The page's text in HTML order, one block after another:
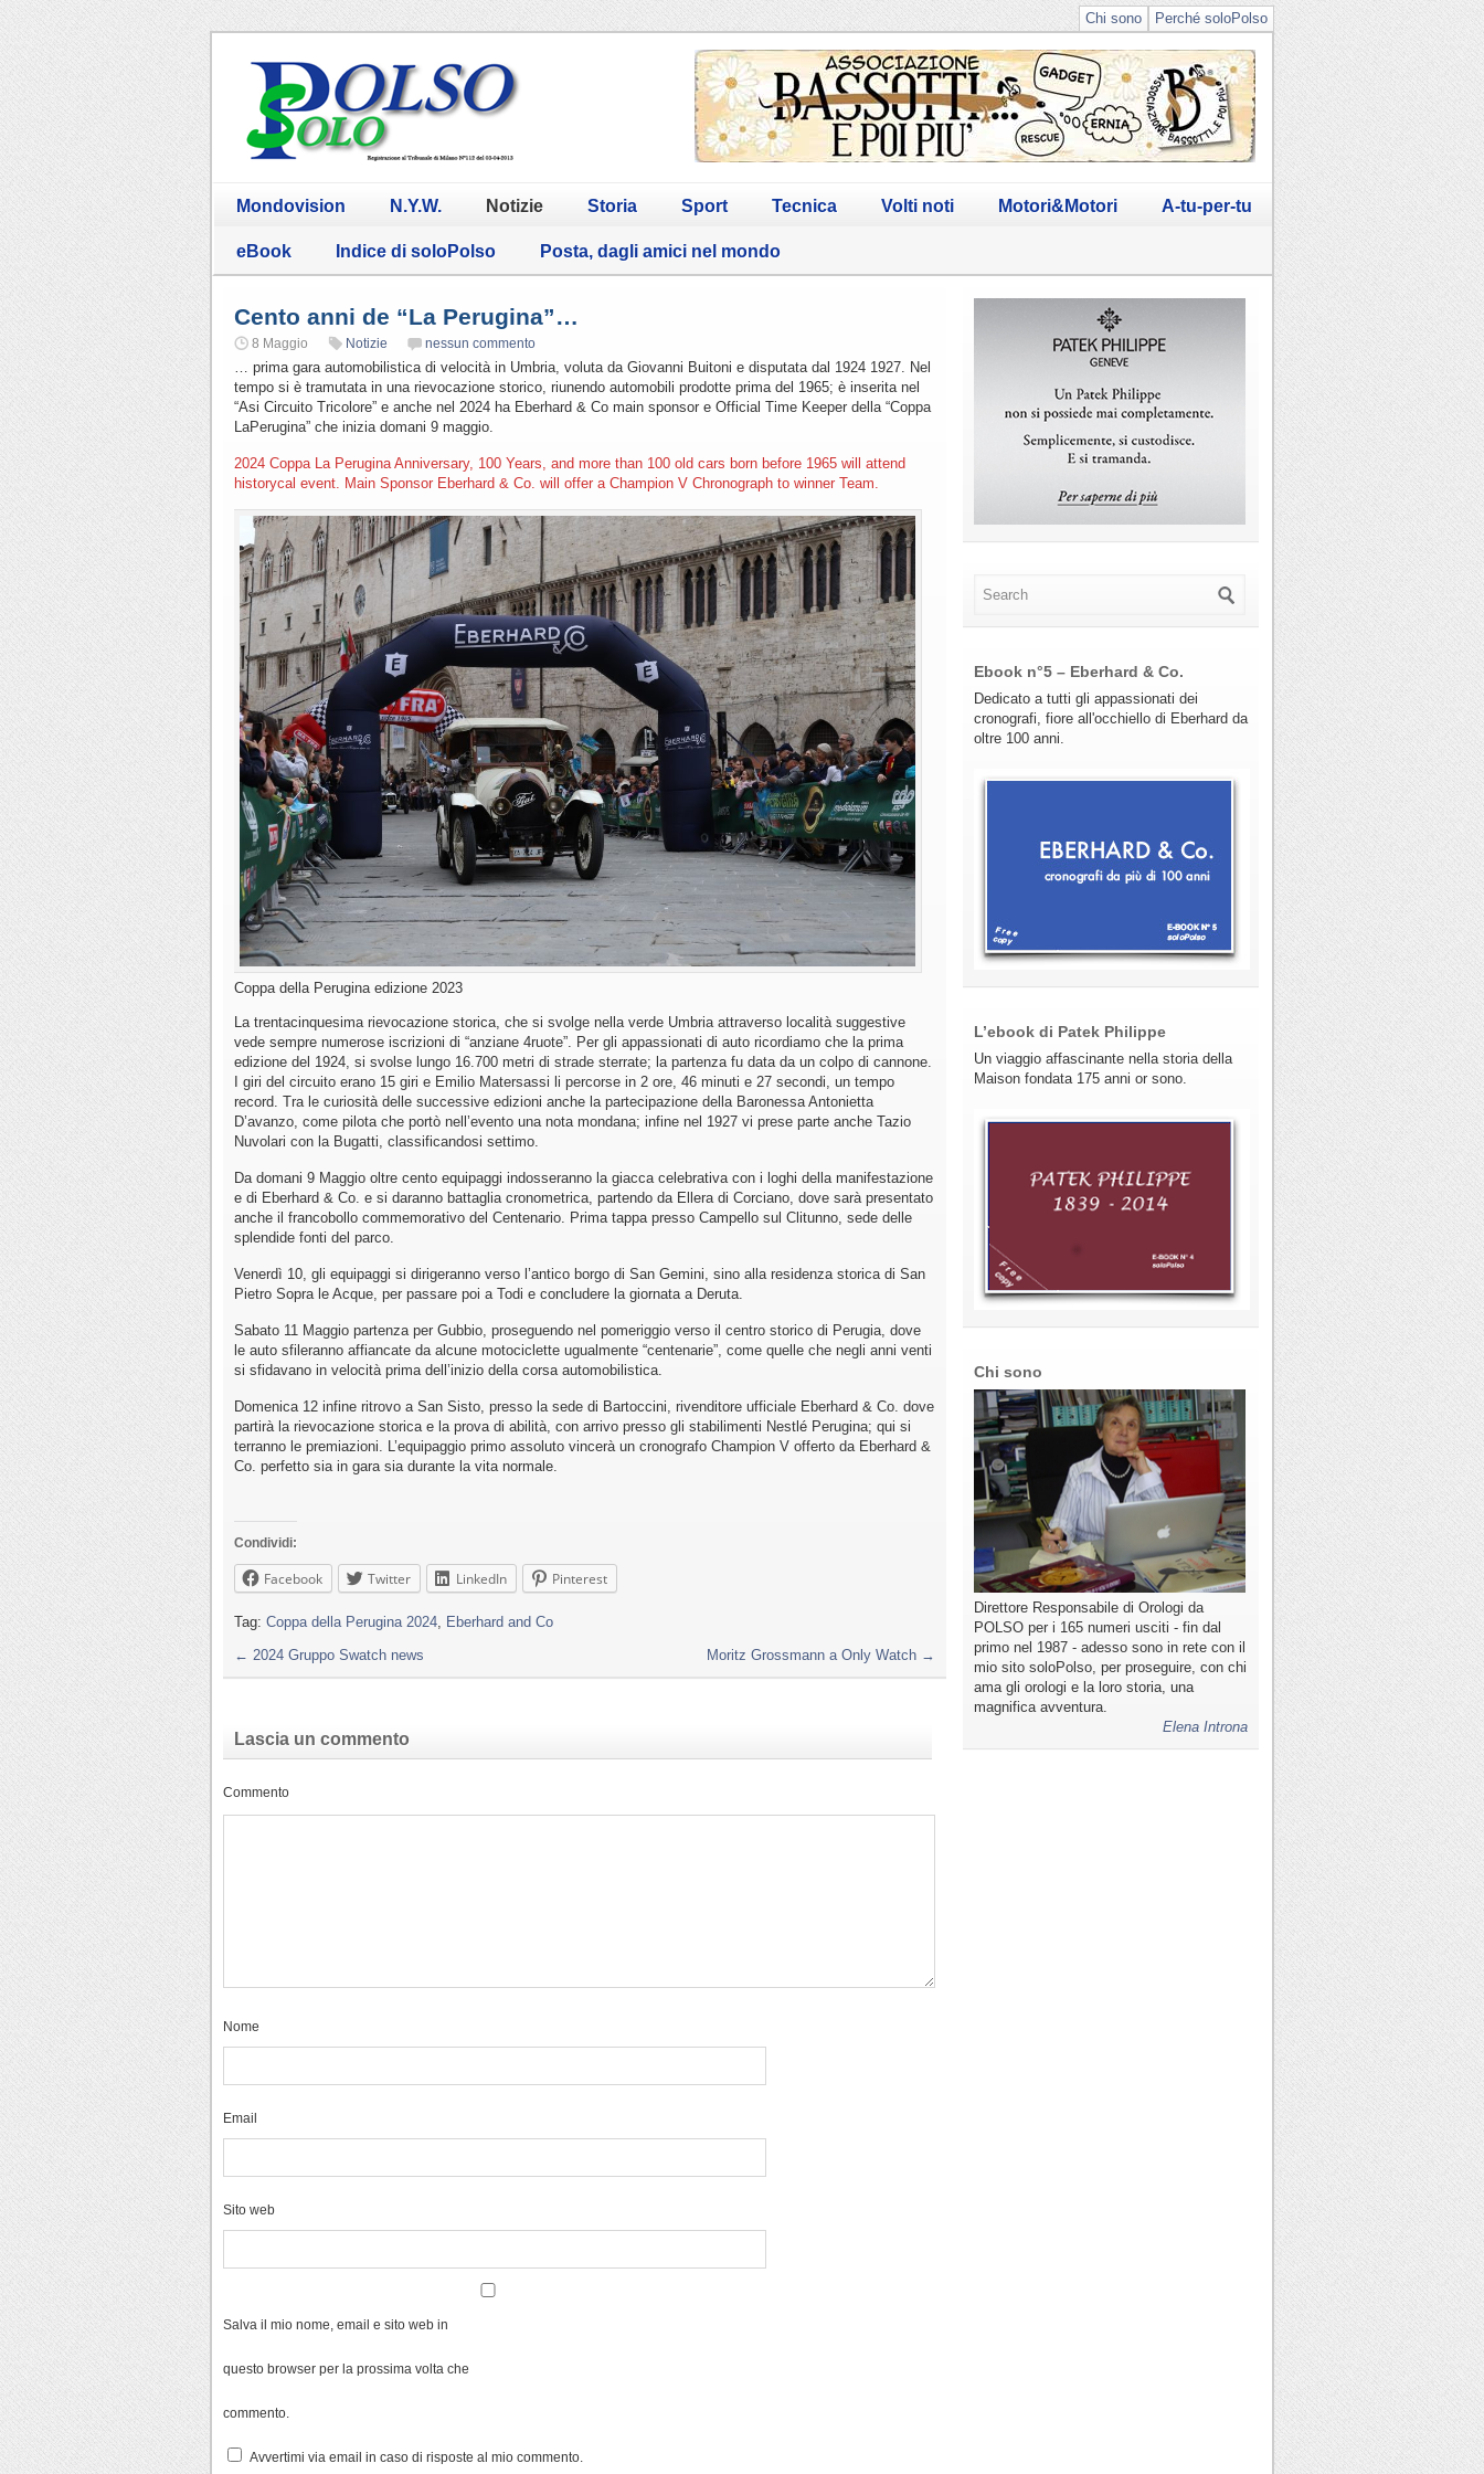
Perché soloPolso
Chi sono
Mondovision N.Y.W. Notizie Storia Sport Tecnica Volti noti Motori&Motori A-tu-per-tu
eBook Indice di soloPolso Posta, dagli amici nel mondo
Cento anni de “La Perugina”…
8 Maggio Notizie nessun commento
… prima gara automobilistica di velocità in Umbria, voluta da Giovanni Buitoni e disputata dal 1924 1927. Nel
tempo si è tramutata in una rievocazione storico, riunendo automobili prodotte prima del 1965; è inserita nel
“Asi Circuito Tricolore” e anche nel 2024 ha Eberhard & Co main sponsor e Official Time Keeper della “Coppa
LaPerugina” che inizia domani 9 maggio.
2024 Coppa La Perugina Anniversary, 100 Years, and more than 100 old cars born before 1965 will attend
historycal event. Main Sponsor Eberhard & Co. will offer a Champion V Chronograph to winner Team.
Coppa della Perugina edizione 2023
La trentacinquesima rievocazione storica, che si svolge nella verde Umbria attraverso località suggestive
vede sempre numerose iscrizioni di “anziane 4ruote”. Per gli appassionati di auto ricordiamo che la prima
edizione del 1924, si svolse lungo 16.700 metri di strade sterrate; la partenza fu data da un colpo di cannone.
I giri del circuito erano 15 giri e Emilio Matersassi li percorse in 2 ore, 46 minuti e 27 secondi, un tempo
record. Tra le curiosità delle successive edizioni anche la partecipazione della Baronessa Antonietta
D’avanzo, come pilota che portò nell’evento una nota mondana; infine nel 1927 vi prese parte anche Tazio
Nuvolari con la Bugatti, classificandosi settimo.
Da domani 9 Maggio oltre cento equipaggi indosseranno la giacca celebrativa con i loghi della manifestazione
e di Eberhard & Co. e si daranno battaglia cronometrica, partendo da Ellera di Corciano, dove sarà presentato
anche il francobollo commemorativo del Centenario. Prima tappa presso Campello sul Clitunno, sede delle
splendide fonti del parco.
Venerdì 10, gli equipaggi si dirigeranno verso l’antico borgo di San Gemini, sino alla residenza storica di San
Pietro Sopra le Acque, per passare poi a Todi e concludere la giornata a Deruta.
Sabato 11 Maggio partenza per Gubbio, proseguendo nel pomeriggio verso il centro storico di Perugia, dove
le auto sfileranno affiancate da alcune motociclette ugualmente “centenarie”, come quelle che negli anni venti
si sfidavano in velocità prima dell’inizio della corsa automobilistica.
Domenica 12 infine ritrovo a San Sisto, presso la sede di Bartoccini, rivenditore ufficiale Eberhard & Co. dove
partirà la rievocazione storica e la prova di abilità, con arrivo presso gli stabilimenti Nestlé Perugina; qui si
terranno le premiazioni. L’equipaggio primo assoluto vincerà un cronografo Champion V offerto da Eberhard &
Co. perfetto sia in gara sia durante la vita normale.
Condividi:
Facebook Twitter LinkedIn Pinterest
Tag: Coppa della Perugina 2024, Eberhard and Co
← 2024 Gruppo Swatch news Moritz Grossmann a Only Watch →
Lascia un commento
Commento
Nome
Email
Sito web
Salva il mio nome, email e sito web in
questo browser per la prossima volta che
commento.
Avvertimi via email in caso di risposte al mio commento.
Ebook n°5 – Eberhard & Co.
Dedicato a tutti gli appassionati dei
cronografi, fiore all'occhiello di Eberhard da
oltre 100 anni.
L’ebook di Patek Philippe
Un viaggio affascinante nella storia della
Maison fondata 175 anni or sono.
Chi sono
Direttore Responsabile di Orologi da
POLSO per i 165 numeri usciti - fin dal
primo nel 1987 - adesso sono in rete con il
mio sito soloPolso, per proseguire, con chi
ama gli orologi e la loro storia, una
magnifica avventura.
Elena Introna